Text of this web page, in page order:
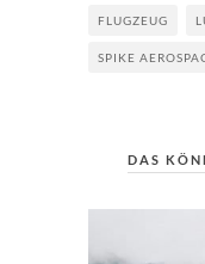
FLUGZEUG
SPIKE
DAS